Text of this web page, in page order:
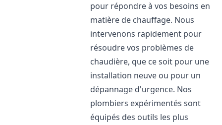
pour répondre à vos besoins en
matière de chauffage. Nous
intervenons rapidement pour
résoudre vos problèmes de
chaudière, que ce soit pour une
installation neuve ou pour un
dépannage d'urgence. Nos
plombiers expérimentés sont
équipés des outils les plus